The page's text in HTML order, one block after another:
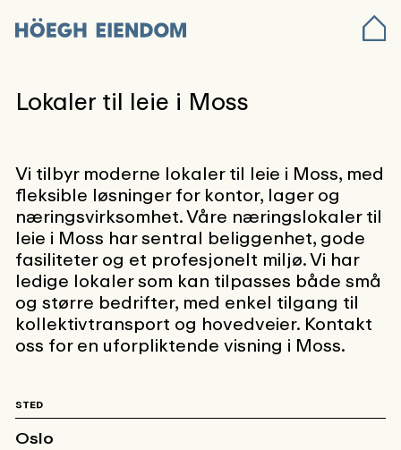
Lokaler til leie i Moss
Vi tilbyr moderne lokaler til leie i Moss, med
fleksible løsninger for kontor, lager og
næringsvirksomhet. Våre næringslokaler til
leie i Moss har sentral beliggenhet, gode
fasiliteter og et profesjonelt miljø. Vi har
ledige lokaler som kan tilpasses både små
og større bedrifter, med enkel tilgang til
kollektivtransport og hovedveier. Kontakt
oss for en uforpliktende visning i Moss.
STED
Oslo